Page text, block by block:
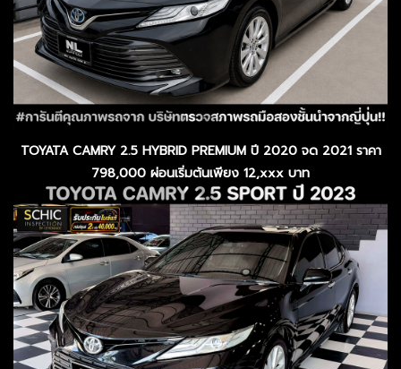
TOYATA CAMRY 2.5 HYBRID PREMIUM ปี 2020 จด 2021 ราคา
798,000 ผ่อนเริ่มต้นเพียง 12,xxx บาท